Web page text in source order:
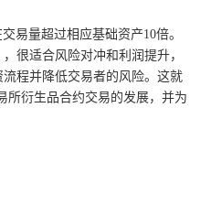
易量超过相应基础资产10倍。
很适合风险对冲和利润提升，
程并降低交易者的风险。这就
所衍生品合约交易的发展，并为